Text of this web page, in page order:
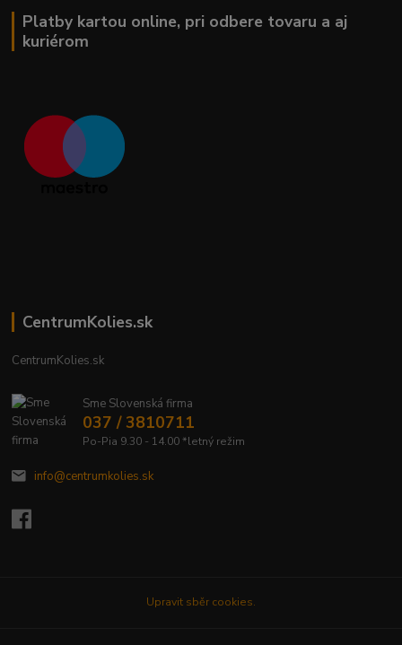
Platby kartou online, pri odbere tovaru a aj
kuriérom
CentrumKolies.sk
CentrumKolies.sk
Sme Slovenská firma
037 / 3810711
Po-Pia 9.30 - 14.00 *letný režim
info@centrumkolies.sk
Upravit sběr cookies.